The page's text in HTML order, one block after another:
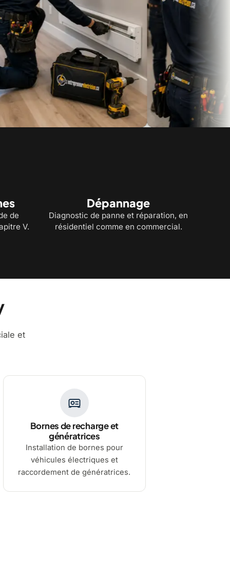
de
V.
Dépannage
Diagnostic de panne et réparation, en
résidentiel comme en commercial.
et
Bornes de recharge et
génératrices
Installation de bornes pour
véhicules électriques et
raccordement de génératrices.